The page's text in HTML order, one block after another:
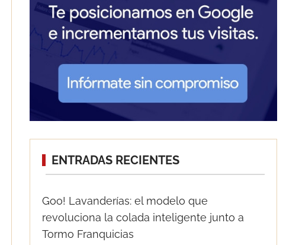
ENTRADAS RECIENTES
Goo! Lavanderías: el modelo que
revoluciona la colada inteligente junto a
Tormo Franquicias